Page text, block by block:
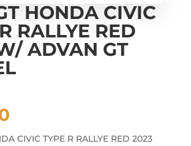
HONDA CIVIC
RALLYE RED
ADVAN GT
CIVIC TYPE R RALLYE RED 2023